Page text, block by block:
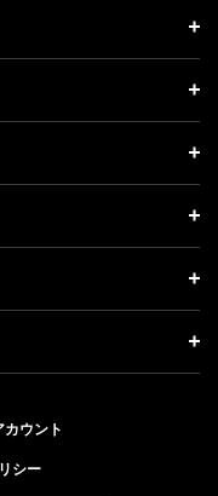
ウント
シー